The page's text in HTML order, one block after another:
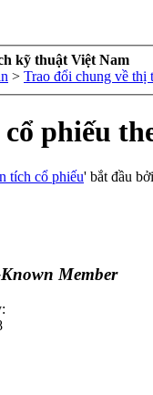
kỹ thuật Việt Nam
> Trao đổi chung về thị
phiếu
tích cổ phiếu' bắt đầu bởi
Member